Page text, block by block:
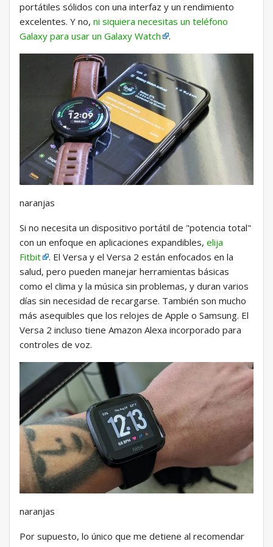
portátiles sólidos con una interfaz y un rendimiento
excelentes. Y no, ni siquiera necesitas un teléfono
Galaxy para usar un Galaxy Watch
.
naranjas
Si no necesita un dispositivo portátil de "potencia total"
con un enfoque en aplicaciones expandibles, elija
Fitbit
. El Versa y el Versa 2 están enfocados en la
salud, pero pueden manejar herramientas básicas
como el clima y la música sin problemas, y duran varios
días sin necesidad de recargarse. También son mucho
más asequibles que los relojes de Apple o Samsung. El
Versa 2 incluso tiene Amazon Alexa incorporado para
controles de voz.
naranjas
Por supuesto, lo único que me detiene al recomendar